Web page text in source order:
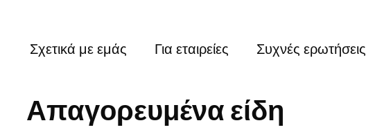
Σχετικά με εμάς Για εταιρείες Συχνές ερωτήσεις
Απαγορευμένα είδη